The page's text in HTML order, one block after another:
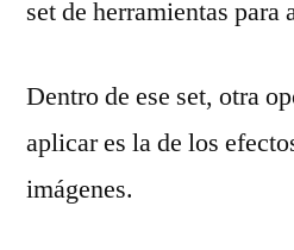
set de herramientas para
Dentro de ese set, otra
aplicar es la de los
imágenes.